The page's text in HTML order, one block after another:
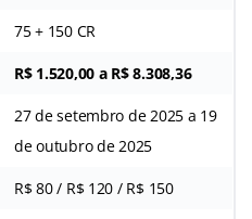
75 + 150 CR
R$ 1.520,00 a R$ 8.308,36
27 de setembro de 2025 a 19
de outubro de 2025
R$ 80 / R$ 120 / R$ 150